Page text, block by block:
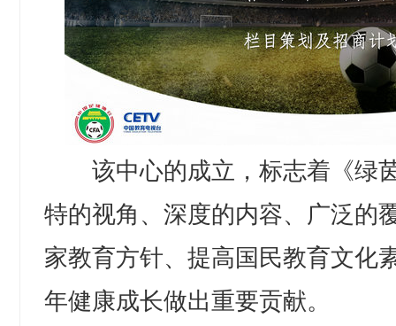
该中心的成立，标志着《绿
特的视角、深度的内容、广泛的
家教育方针、提高国民教育文化
年健康成长做出重要贡献。